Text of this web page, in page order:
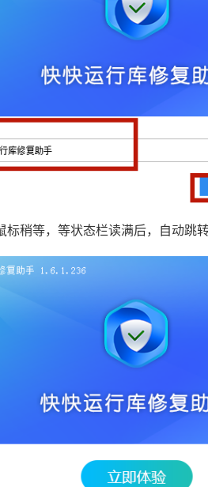
标稍等，等状态栏读满后，自动跳